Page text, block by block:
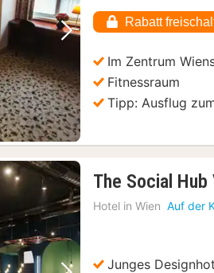
Nächstes Bild
Rabatt
Im Zentrum
Fitnessraum
Tipp: Ausflug
The Social Hub
Hotel in Wien Auf der
Junges